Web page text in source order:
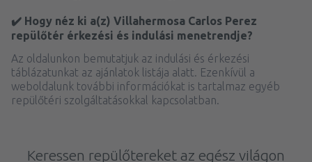
✔️ Hogy néz ki a(z) Villahermosa Carlos Perez
repülőtér érkezési és indulási menetrendje?
Az oldalunkon bemutatjuk az indulási és érkezési
táblázatunkat az ajánlatok listája alatt. Ezenkívül a
weboldalunk további információkat is tartalmaz egyéb
repülőtéri szolgáltatásokkal kapcsolatban.
Keressen repülőtereket az egész világon